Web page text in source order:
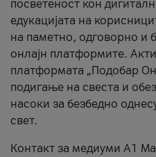
посветеност кон
едукацијата на
на паметно, одговорно и
онлајн платформите.
платформата „Подобар
подигање на свеста и
насоки за безбедно
свет.
Контакт за медиуми А1